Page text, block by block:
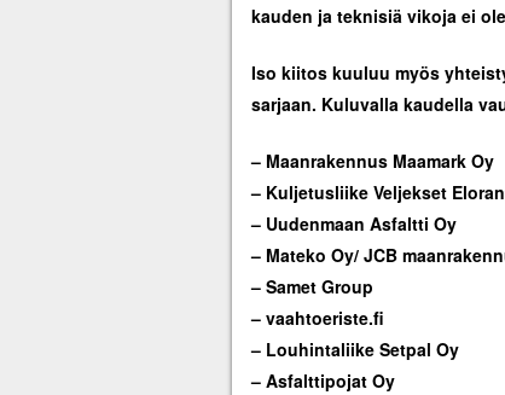
kauden ja teknisiä vikoja ei
Iso kiitos kuuluu myös
sarjaan. Kuluvalla kaudella
– Maanrakennus Maamark Oy
– Kuljetusliike Veljekset
– Uudenmaan Asfaltti Oy
– Mateko Oy/ JCB
– Samet Group
– vaahtoeriste.fi
– Louhintaliike Setpal Oy
– Asfalttipojat Oy